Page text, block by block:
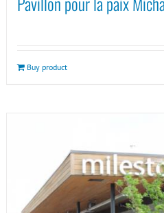
Buy product